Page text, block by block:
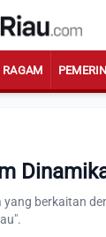
RAGAM
yang berkaitan